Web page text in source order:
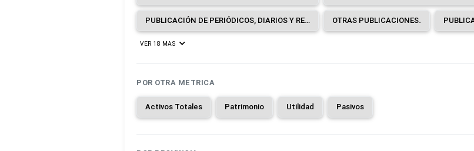
PUBLICACIÓN DE PERIÓDICOS, DIARIOS Y REVISTAS. OTRAS PUBLICACIONES.
VER 18 MAS
POR OTRA METRICA
Activos Totales Patrimonio Utilidad Pasivos